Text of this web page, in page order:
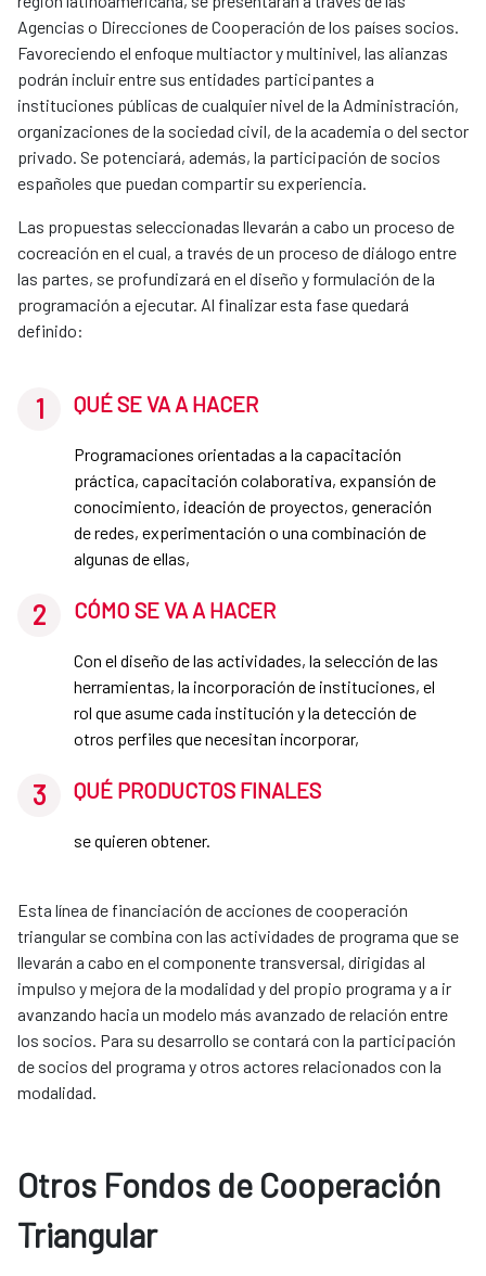
Agencias o Direcciones de Cooperación de los países socios.
Favoreciendo el enfoque multiactor y multinivel, las alianzas
podrán incluir entre sus entidades participantes a
instituciones públicas de cualquier nivel de la Administración,
organizaciones de la sociedad civil, de la academia o del sector
privado. Se potenciará, además, la participación de socios
españoles que puedan compartir su experiencia.
Las propuestas seleccionadas llevarán a cabo un proceso de
cocreación en el cual, a través de un proceso de diálogo entre
las partes, se profundizará en el diseño y formulación de la
programación a ejecutar. Al finalizar esta fase quedará
definido:
QUÉ SE VA A HACER
Programaciones orientadas a la capacitación
práctica, capacitación colaborativa, expansión de
conocimiento, ideación de proyectos, generación
de redes, experimentación o una combinación de
algunas de ellas,
CÓMO SE VA A HACER
Con el diseño de las actividades, la selección de las
herramientas, la incorporación de instituciones, el
rol que asume cada institución y la detección de
otros perfiles que necesitan incorporar,
QUÉ PRODUCTOS FINALES
se quieren obtener.
Esta línea de financiación de acciones de cooperación
triangular se combina con las actividades de programa que se
llevarán a cabo en el componente transversal, dirigidas al
impulso y mejora de la modalidad y del propio programa y a ir
avanzando hacia un modelo más avanzado de relación entre
los socios. Para su desarrollo se contará con la participación
de socios del programa y otros actores relacionados con la
modalidad.
Otros Fondos de Cooperación
Triangular